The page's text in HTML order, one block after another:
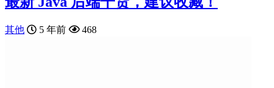
其他 5 年前 468